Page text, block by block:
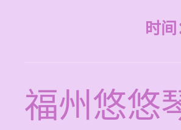
时
福州悠悠